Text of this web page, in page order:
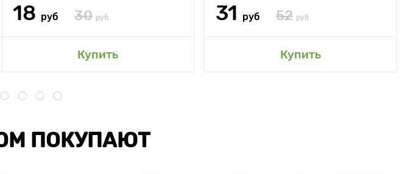
18 руб 30 руб
Купить
31 руб 52 руб
Купить
ПОКУПАЮТ